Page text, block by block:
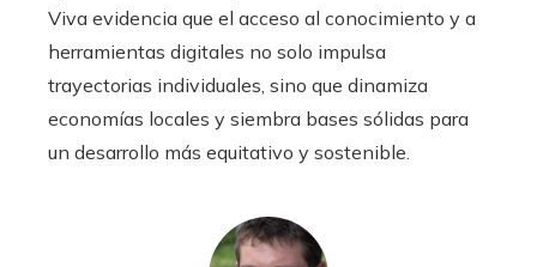
Viva evidencia que el acceso al conocimiento y a
herramientas digitales no solo impulsa
trayectorias individuales, sino que dinamiza
economías locales y siembra bases sólidas para
un desarrollo más equitativo y sostenible.